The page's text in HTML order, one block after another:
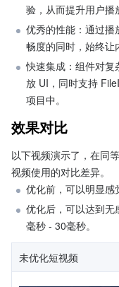
验，从而提升用户播
优秀的性能：通过
畅度的同时，始终让
快速集成：组件对复
放 UI，同时支持
项目中。
效果对比
以下视频演示了，在同
视频使用的对比差异。
优化前，可以明显感
优化后，可以达到无
毫秒 - 30毫秒。
未优化短视频